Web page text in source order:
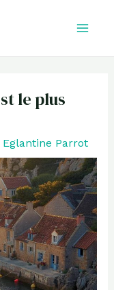
le plus
Eglantine Parrot